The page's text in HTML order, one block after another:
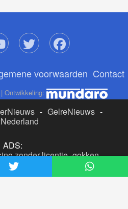
voorwaarden Contact
Ontwikkeling:
- GelreNieuws -
ADS:
zonder licentie-gokken
online casino nederland